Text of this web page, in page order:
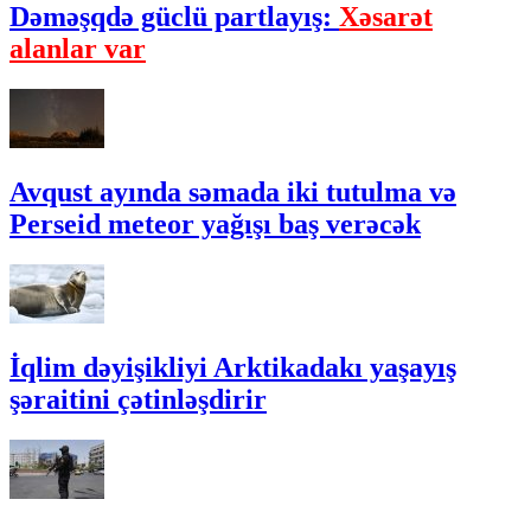
Dəməşqdə güclü partlayış: Xəsarət
alanlar var
Avqust ayında səmada iki tutulma və
Perseid meteor yağışı baş verəcək
İqlim dəyişikliyi Arktikadakı yaşayış
şəraitini çətinləşdirir